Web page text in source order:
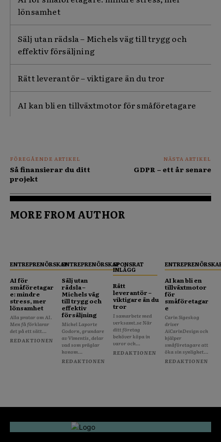
lönsamhet
Sälj utan rädsla – Michels väg till trygg och
effektiv försäljning
Rätt leverantör – viktigare än du tror
AI kan bli en tillväxtmotor för småföretagare
FÖREGÅENDE ARTIKEL
Så finansierar du ditt
projekt
NÄSTA ARTIKEL
GDPR – ett år senare
MORE FROM AUTHOR
ENTREPRENÖRSKAP
AI för
småföretagar
e: mindre
stress, mer
lönsamhet
Alla pratar om AI.
Men få förklarar
det på ett sätt...
REDAKTIONEN
ENTREPRENÖRSKAP
Sälj utan
rädsla –
Michels väg
till trygg och
effektiv
försäljning
Michel Laporte
Godorn, grundare
av Vimentis, delar
vad som präglar
honom...
REDAKTIONEN
SPONSRAT
INLÄGG
Rätt
leverantör –
viktigare än du
tror
I samarbete med
verksamt.se När
ditt företag
behöver köpa in
varor och...
REDAKTIONEN
AI kan bli en
tillväxtmotor
för
småföretagar
e
Carin Sigeskog
driver
AiCarinDesign och
hjälper
småföretagare att
öka sin synlighet...
REDAKTIONEN